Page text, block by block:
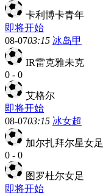
卡利博卡青年
即将开始
08-0703:15 冰岛甲
IR雷克雅未克
0 - 0
艾格尔
即将开始
08-0703:15 冰女超
加尔扎拜尔星女足
0 - 0
图罗杜尔女足
即将开始